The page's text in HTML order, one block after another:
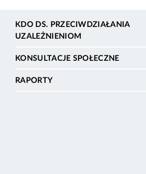
KDO DS. PRZECIWDZIAŁANIA
UZALEŻNIENIOM
KONSULTACJE SPOŁECZNE
RAPORTY